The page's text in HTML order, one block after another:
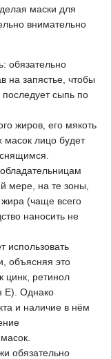
маски для
внимательно
обязательно
на запястье, чтобы
последует сыпь по
жиров, его мякоть
масок лицо будет
мере, на те зоны,
жира (чаще всего
наносить не
использовать
объясняя это
цинк, ретинол
Е). Однако
и наличие в нём
обязательно